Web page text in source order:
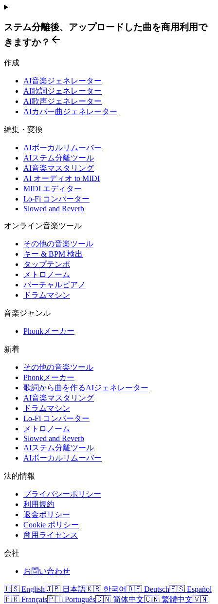
ステム分離後、アップロードした曲を商用利用で
きますか？
作成
AI音楽ジェネレーター
AI歌詞ジェネレーター
AI歌声ジェネレーター
AIカバー曲ジェネレーター
編集・変換
AIボーカルリムーバー
AIステム分離ツール
AI音楽マスタリング
AI オーディオ to MIDI
MIDI エディター
Lo-Fi コンバーター
Slowed and Reverb
オンライン音楽ツール
その他の音楽ツール
キー & BPM 検出
タップテンポ
メトロノーム
バーチャルピアノ
ドラムマシン
音楽ジャンル
Phonkメーカー
新着
その他の音楽ツール
Phonkメーカー
歌詞から曲を作るAIジェネレーター
AI音楽マスタリング
ドラムマシン
Lo-Fi コンバーター
メトロノーム
Slowed and Reverb
AIステム分離ツール
AIボーカルリムーバー
法的情報
プライバシーポリシー
利用規約
返金ポリシー
Cookie ポリシー
商用ライセンス
会社
お問い合わせ
🇺🇸 English🇯🇵 日本語🇰🇷 한국어🇩🇪 Deutsch🇪🇸 Español
🇫🇷 Français🇵🇹 Português🇨🇳 简体中文🇨🇳 繁體中文🇻🇳